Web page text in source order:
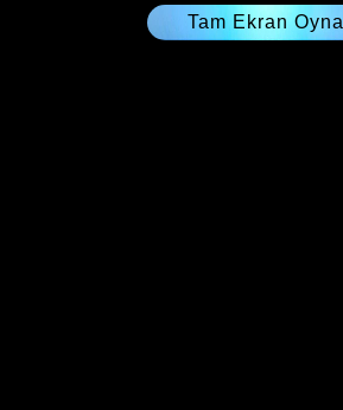
Tam Ekran Oyna